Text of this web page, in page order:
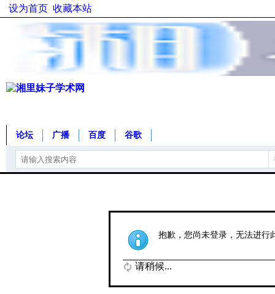
设为首页 收藏本站
论坛 广播 百度 谷歌
抱歉，您尚未登录，无法进行
请稍候...